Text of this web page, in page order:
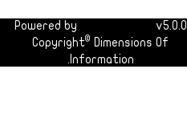
Powered by
v5.0.0
Copyright© Dimensions Of
Information.